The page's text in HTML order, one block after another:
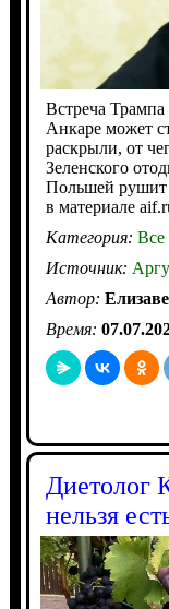
Встреча
Анкаре может
раскрыли, от
Зеленского
Польшей
в материале
Категория: Все
Источник:
Автор:
Время:
Диетолог
нельзя